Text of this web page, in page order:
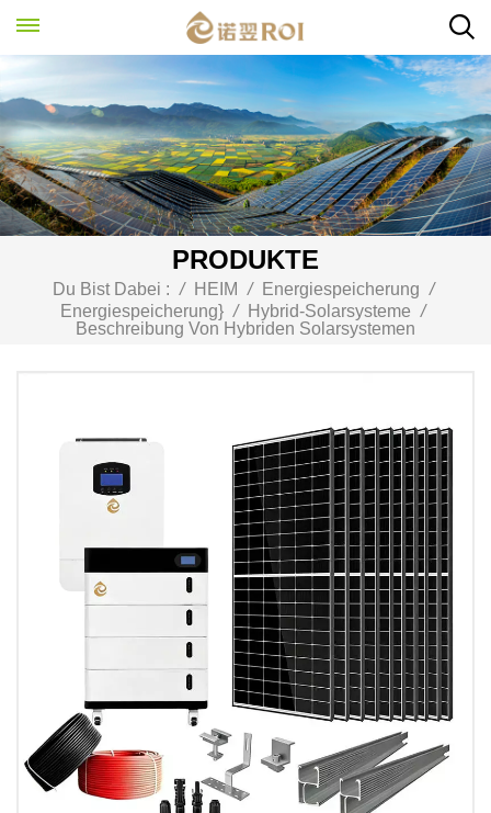
PRODUKTE
Du Bist Dabei : / HEIM / Energiespeicherung /
Energiespeicherung} / Hybrid-Solarsysteme /
Beschreibung Von Hybriden Solarsystemen